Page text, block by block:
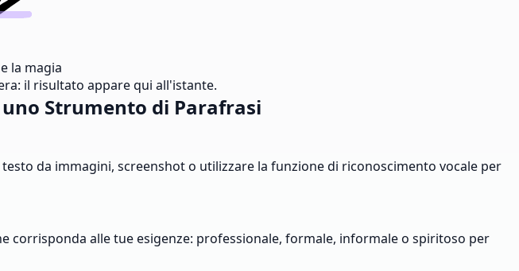
la magia
il risultato appare qui all'istante.
Strumento di Parafrasi
da immagini, screenshot o utilizzare la funzione di riconoscimento vocale per
corrisponda alle tue esigenze: professionale, formale, informale o spiritoso per